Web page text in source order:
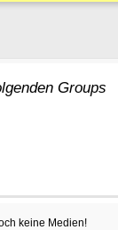
Groups
keine Medien!